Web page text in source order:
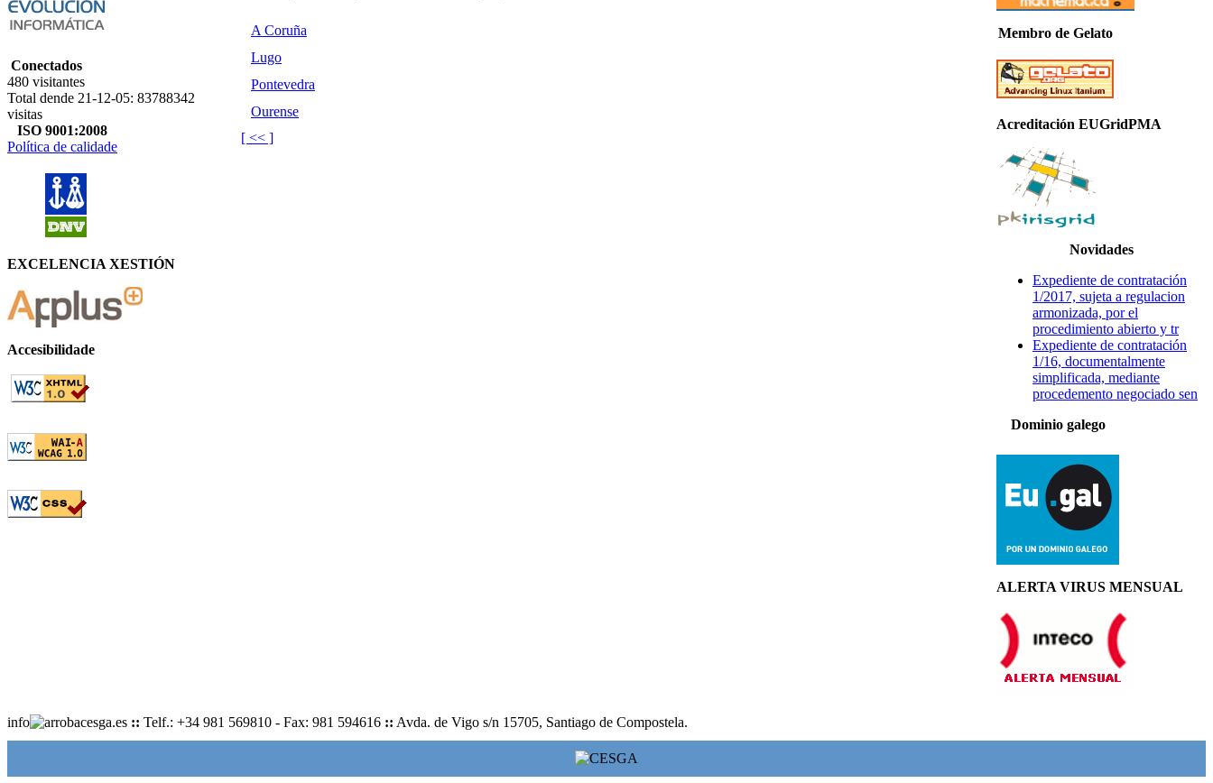
Conectados
480 visitantes
Total dende 21-12-05: 83788342
visitas
ISO 9001:2008
Política de calidade
EXCELENCIA XESTIÓN
Accesibilidade
A Coruña
Lugo
Pontevedra
Ourense
[ << ]
Membro de Gelato
Acreditación EUGridPMA
Novidades
Expediente de contratación
1/2017, sujeta a regulacion
armonizada, por el
procedimiento abierto y tr
Expediente de contratación
1/16, documentalmente
simplificada, mediante
procedemento negociado sen
Dominio galego
ALERTA VIRUS MENSUAL
info cesga.es :: Telf.: +34 981 569810 - Fax: 981 594616 :: Avda. de Vigo s/n 15705, Santiago de Compostela.